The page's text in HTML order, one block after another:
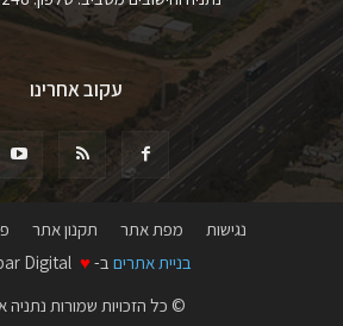
עקוב אחרינו
נגישות מפת אתר תקנון אתר
בניית אתרים ב- ♥
© כל הזכויות שמורות נתניה